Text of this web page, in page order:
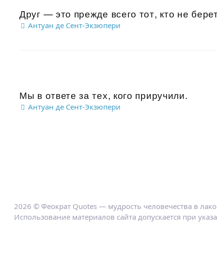
Друг — это прежде всего тот, кто не
Антуан де Сент-Экзюпери
Мы в ответе за тех, кого приручили.
Антуан де Сент-Экзюпери
2026 © Феократ Quotes — мудрость человечества в
Использование материалов сайта допускается при